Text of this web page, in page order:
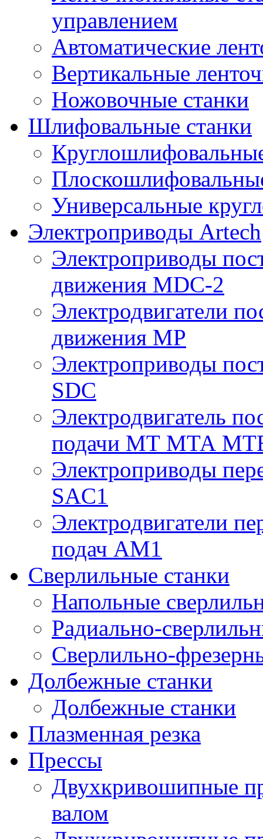
управлением
Автоматические
Вертикальные
Ножовочные станки
Шлифовальные станки
Универсальные
Электроприводы Artech
Электроприводы
движения MDC-2
Электродвигатели
движения МР
Электроприводы
SDC
Электродвигатель
подачи МТ МТА
Электроприводы
SAC1
Электродвигатели
подач AM1
Сверлильные станки
Напольные
Радиально-
Сверлильно-
Долбежные станки
Долбежные станки
Плазменная резка
Прессы
Двухкривошипные
валом